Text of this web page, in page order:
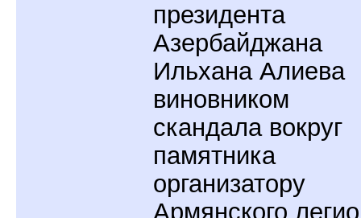
президента
Азербайджана
Ильхана Алиева
виновником
скандала вокруг
памятника
организатору
Армянского